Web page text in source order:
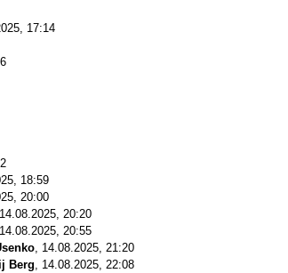
17:14
18:59
20:00
14.08.2025, 20:20
14.08.2025, 20:55
14.08.2025, 21:20
Berg
14.08.2025, 22:08